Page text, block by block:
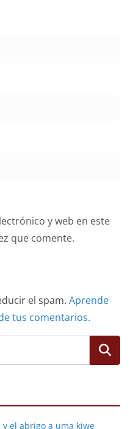
y web en este
que comente.
el spam. Aprende
tus comentarios.
el abrigo a uma kiwe